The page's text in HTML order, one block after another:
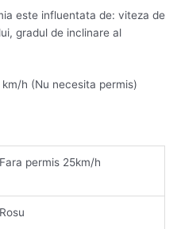
este influentata de: viteza de
gradul de inclinare al
h (Nu necesita permis)
Fara permis 25km/h
Rosu